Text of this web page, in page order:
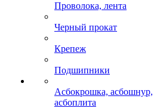
Проволока, лента
Черный прокат
Крепеж
Подшипники
Асбокрошка, асбошнур,
асбоплита